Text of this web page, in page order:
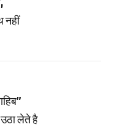
नहीं
लेते है